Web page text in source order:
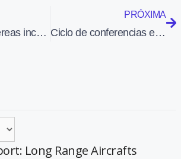
Azul Linhas Aéreas incorpora un Embraer 195 decorado para concienciar sobre el cáncer de mama
PRÓXIMA
Ciclo de conferencias en Sevilla: «Del Bleriot al A400M»
Long Range Aircrafts